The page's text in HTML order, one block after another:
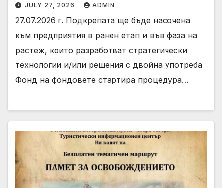
JULY 27, 2026 ADMIN
27.07.2026 г. Подкрепата ще бъде насочена
към предприятия в ранен етап и във фаза на
растеж, които разработват стратегически
технологии и/или решения с двойна употреба
Фонд на фондовете стартира процедура…